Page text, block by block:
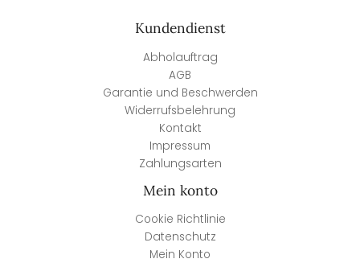
Kundendienst
Abholauftrag
AGB
Garantie und Beschwerden
Widerrufsbelehrung
Kontakt
Impressum
Zahlungsarten
Mein konto
Cookie Richtlinie
Datenschutz
Mein Konto